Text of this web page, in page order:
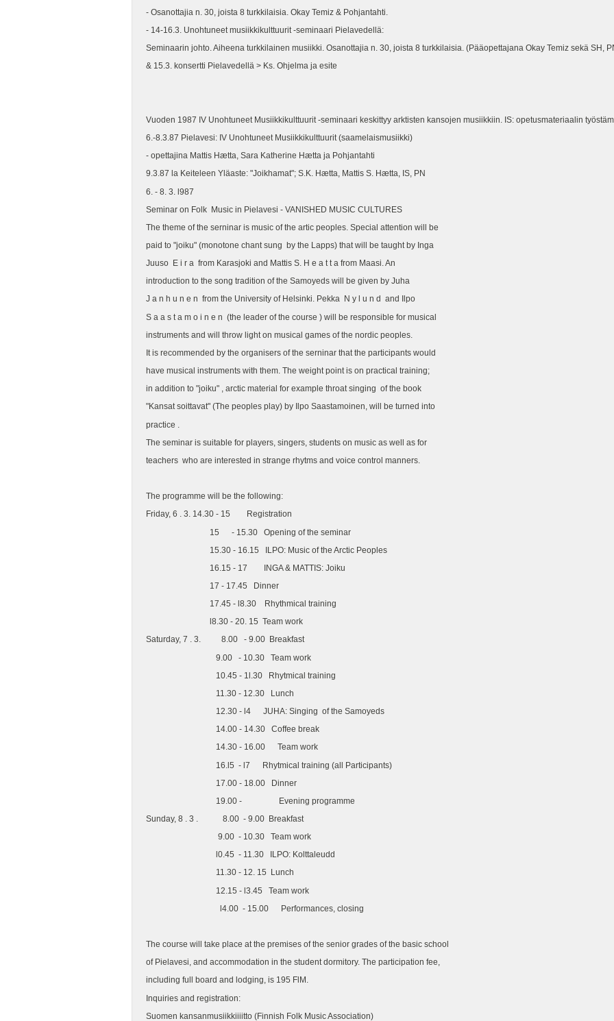
- Osanottajia n. 30, joista 8 turkkilaisia. Okay Temiz & Pohjantahti.
- 14-16.3. Unohtuneet musiikkikulttuurit -seminaari Pielavedellä:
Seminaarin johto. Aiheena turkkilainen musiikki. Osanottajia n. 30, joista 8 turkkilaisia. (Pääopettajana Okay Temiz sekä SH,
& 15.3. konsertti Pielavedellä > Ks. Ohjelma ja esite
Vuoden 1987 IV Unohtuneet Musiikkikulttuurit -seminaari keskittyy arktisten kansojen musiikkiin. IS: opetusmateriaalin
6.-8.3.87 Pielavesi: IV Unohtuneet Musiikkikulttuurit (saamelaismusiikki)
- opettajina Mattis Hætta, Sara Katherine Hætta ja Pohjantahti
9.3.87 la Keiteleen Yläaste: "Joikhamat"; S.K. Hætta, Mattis S. Hætta, IS, PN
6. - 8. 3. l987
Seminar on Folk Music in Pielavesi - VANISHED MUSIC CULTURES
The theme of the serninar is music of the artic peoples. Special attention will be
paid to "joiku" (monotone chant sung by the Lapps) that will be taught by Inga
Juuso E i r a from Karasjoki and Mattis S. H e a t t a from Maasi. An
introduction to the song tradition of the Samoyeds will be given by Juha
J a n h u n e n from the University of Helsinki. Pekka N y l u n d and Ilpo
S a a s t a m o i n e n (the leader of the course ) will be responsible for musical
instruments and will throw light on musical games of the nordic peoples.
It is recommended by the organisers of the serninar that the participants would
have musical instruments with them. The weight point is on practical training;
in addition to "joiku" , arctic material for example throat singing of the book
"Kansat soittavat" (The peoples play) by Ilpo Saastamoinen, will be turned into
practice .
The seminar is suitable for players, singers, students on music as well as for
teachers who are interested in strange rhytms and voice control manners.
The programme will be the following:
Friday, 6 . 3. 14.30 - 15 Registration
15 - 15.30 Opening of the seminar
15.30 - 16.15 ILPO: Music of the Arctic Peoples
16.15 - 17 INGA & MATTIS: Joiku
17 - 17.45 Dinner
17.45 - l8.30 Rhythmical training
l8.30 - 20. 15 Team work
Saturday, 7 . 3. 8.00 - 9.00 Breakfast
9.00 - 10.30 Team work
10.45 - 1l.30 Rhytmical training
11.30 - 12.30 Lunch
12.30 - l4 JUHA: Singing of the Samoyeds
14.00 - 14.30 Coffee break
14.30 - 16.00 Team work
16.l5 - l7 Rhytmical training (all Participants)
17.00 - 18.00 Dinner
19.00 - Evening programme
Sunday, 8 . 3 . 8.00 - 9.00 Breakfast
9.00 - 10.30 Team work
l0.45 - 11.30 ILPO: Kolttaleudd
11.30 - 12. 15 Lunch
12.15 - l3.45 Team work
l4.00 - 15.00 Performances, closing
The course will take place at the premises of the senior grades of the basic school
of Pielavesi, and accommodation in the student dormitory. The participation fee,
including full board and lodging, is 195 FlM.
Inquiries and registration:
Suomen kansanmusiikkiiiitto (Finnish Folk Music Association)